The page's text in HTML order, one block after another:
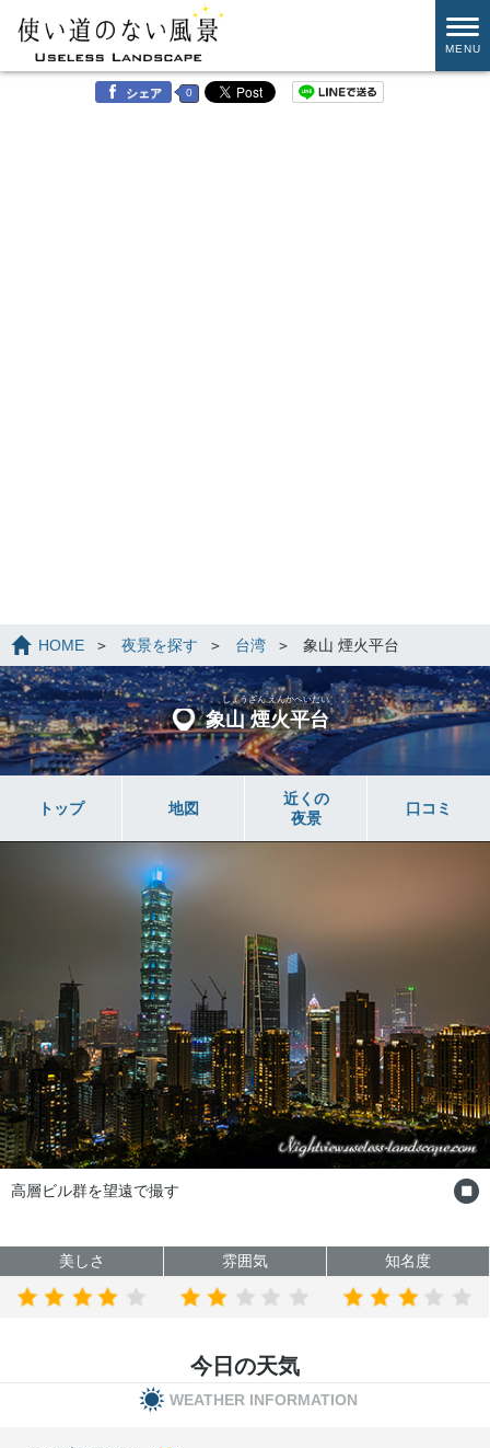
MENU
シェア 0
HOME 夜景を探す 台湾 象山 煙火平台
象山 煙火平台
しょうざん えんかへいだい
トップ 地図
近くの
夜景
口コミ
高層ビル群を望遠で撮す
美しさ 雰囲気 知名度
今日の天気
WEATHER INFORMATION